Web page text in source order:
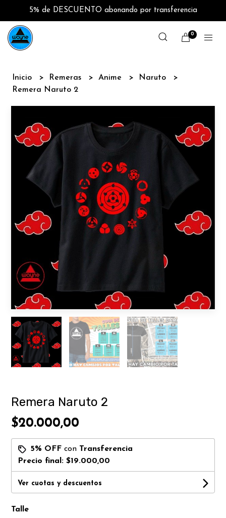
5% de DESCUENTO abonando por transferencia
0
Inicio Remeras Anime
Naruto
Remera Naruto 2
Remera Naruto 2
$20.000,00
5% OFF con Transferencia
Precio final:$19.000,00
Ver cuotas y descuentos
Talle